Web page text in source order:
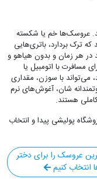
عروسک‌ها خم یا شکسته
ترک بردارد، باتری‌هایی
در هر زمان و بدون هیاهو و
مسافرت با اتومبیل یا
می‌تواند با سوزن، مقداری
شان، آغوش‌های نرم
هستند.
پولیشی پیدا و انتخاب
عروسک را برای دختر
انتخاب کنیم